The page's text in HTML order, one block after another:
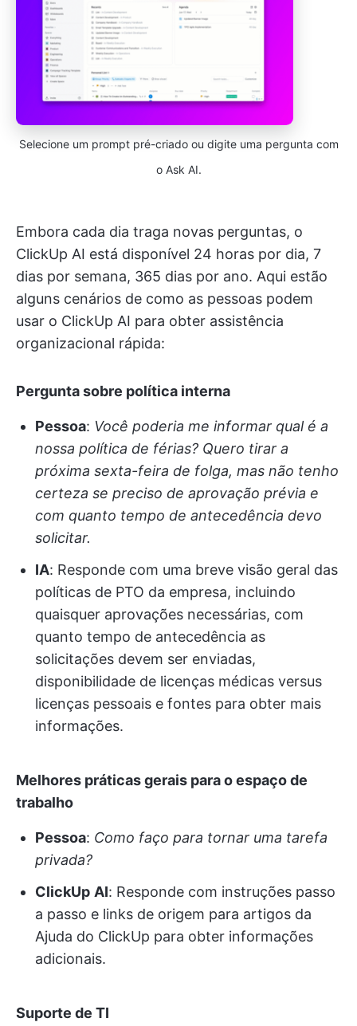
Selecione um prompt pré-criado ou digite uma pergunta com
o Ask AI.
Embora cada dia traga novas perguntas, o
ClickUp AI está disponível 24 horas por dia, 7
dias por semana, 365 dias por ano. Aqui estão
alguns cenários de como as pessoas podem
usar o ClickUp AI para obter assistência
organizacional rápida:
Pergunta sobre política interna
Pessoa: Você poderia me informar qual é a
nossa política de férias? Quero tirar a
próxima sexta-feira de folga, mas não tenho
certeza se preciso de aprovação prévia e
com quanto tempo de antecedência devo
solicitar.
IA: Responde com uma breve visão geral das
políticas de PTO da empresa, incluindo
quaisquer aprovações necessárias, com
quanto tempo de antecedência as
solicitações devem ser enviadas,
disponibilidade de licenças médicas versus
licenças pessoais e fontes para obter mais
informações.
Melhores práticas gerais para o espaço de
trabalho
Pessoa: Como faço para tornar uma tarefa
privada?
ClickUp AI: Responde com instruções passo
a passo e links de origem para artigos da
Ajuda do ClickUp para obter informações
adicionais.
Suporte de TI